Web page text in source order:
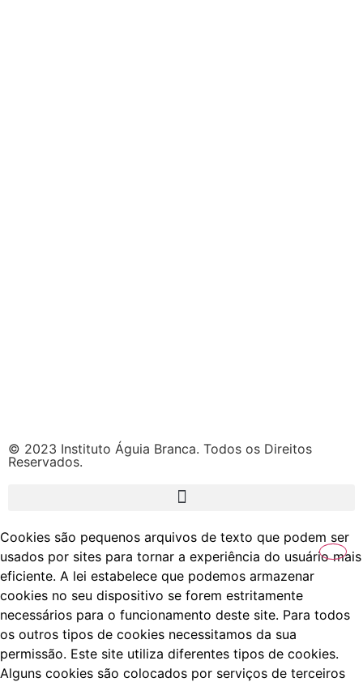
© 2023 Instituto Águia Branca. Todos os Direitos
Reservados.
Cookies são pequenos arquivos de texto que podem ser
usados por sites para tornar a experiência do usuário mais
eficiente. A lei estabelece que podemos armazenar
cookies no seu dispositivo se forem estritamente
necessários para o funcionamento deste site. Para todos
os outros tipos de cookies necessitamos da sua
permissão. Este site utiliza diferentes tipos de cookies.
Alguns cookies são colocados por serviços de terceiros